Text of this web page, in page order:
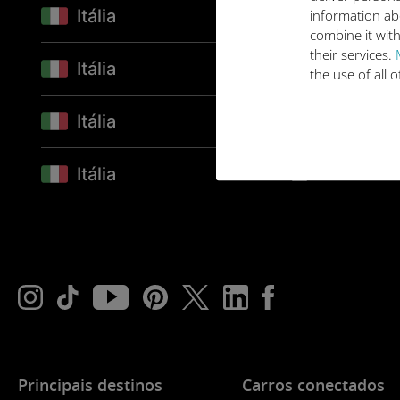
information
combine it
their services.
the use of all
Itália PONTUAL
Itália ANUAL
Itália
Itália
Principais destinos Carros conectados